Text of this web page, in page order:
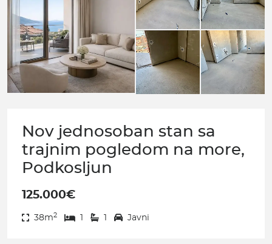
Nov jednosoban stan sa
trajnim pogledom na more,
Podkosljun
125.000€
38m2 1 1 Javni